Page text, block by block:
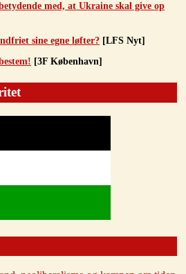
med, at Ukraine skal give op
sine egne løfter? [LFS Nyt]
[3F København]